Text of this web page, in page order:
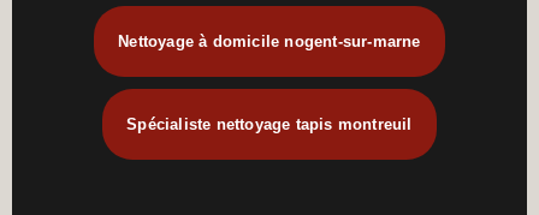
Nettoyage à domicile nogent-sur-marne
Spécialiste nettoyage tapis montreuil